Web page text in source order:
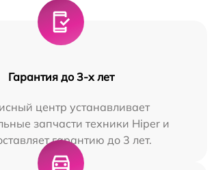
Гарантия до 3-х лет
центр устанавливает
запчасти техники Hiper и
гарантию до 3 лет.